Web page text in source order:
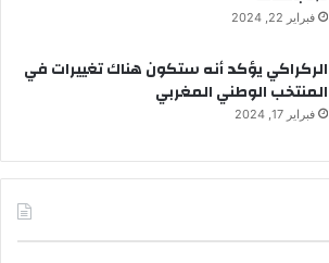
فبراير 22, 2024
الركراكي يؤكد أنه ستكون هناك تغييرات في
المنتخب الوطني المغربي
فبراير 17, 2024